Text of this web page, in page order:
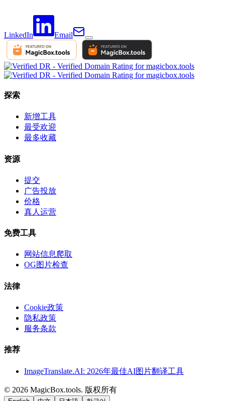
LinkedIn Email
探索
新增工具
最受欢迎
最多收藏
资源
提交
广告投放
价格
真人运营
免费工具
网站信息爬取
OG图片检查
法律
Cookie政策
隐私政策
服务条款
推荐
ImageTranslate.AI: 2026年最佳AI图片翻译工具
© 2026 MagicBox.tools. 版权所有